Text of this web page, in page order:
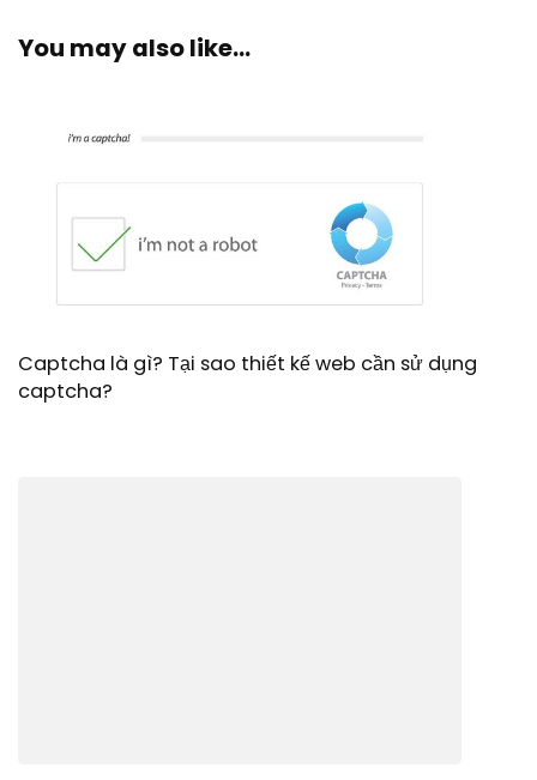
You may also like...
Captcha là gì? Tại sao thiết kế web cần sử dụng
captcha?